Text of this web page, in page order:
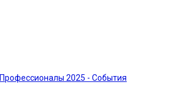
Профессионалы 2025 - События